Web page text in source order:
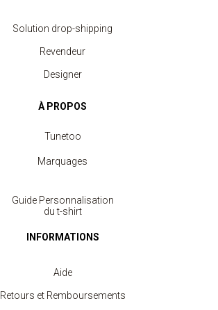
Solution drop-shipping
Revendeur
Designer
À PROPOS
Tunetoo
Marquages
Guide Personnalisation
du t-shirt
INFORMATIONS
Aide
Retours et Remboursements